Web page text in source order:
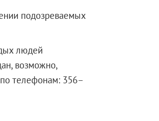
подозреваемых
людей
возможно,
телефонам: 356–